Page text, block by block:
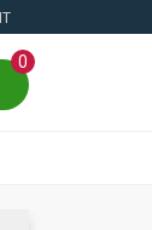
0